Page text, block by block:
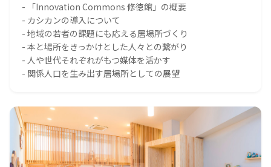
- 「Innovation Commons 修徳館」の概要
- カシカンの導入について
- 地域の若者の課題にも応える居場所づくり
- 本と場所をきっかけとした人々との繋がり
- 人や世代それぞれがもつ媒体を活かす
- 関係人口を生み出す居場所としての展望